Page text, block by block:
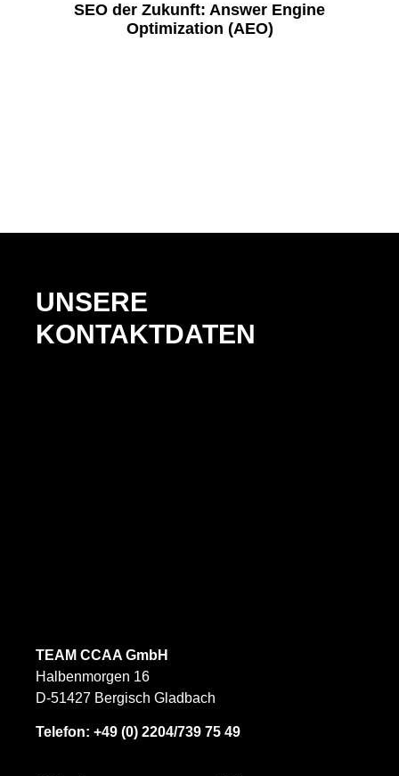
SEO der Zukunft: Answer Engine
Optimization (AEO)
UNSERE
KONTAKTDATEN
TEAM CCAA GmbH
Halbenmorgen 16
D-51427 Bergisch Gladbach
Telefon: +49 (0) 2204/739 75 49